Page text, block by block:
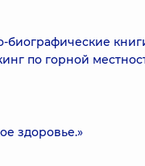
биографические
по горной
здоровье.»